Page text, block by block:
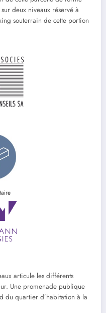
deux niveaux réservé à
souterrain de cette portion
articule les différents
Une promenade publique
du quartier d’habitation à la